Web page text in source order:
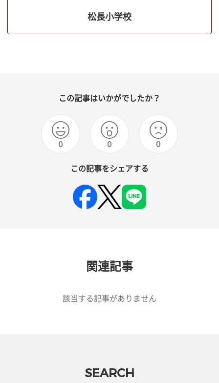
松長小学校
この記事はいかがでしたか？
0 0 0
この記事をシェアする
関連記事
該当する記事がありません
SEARCH